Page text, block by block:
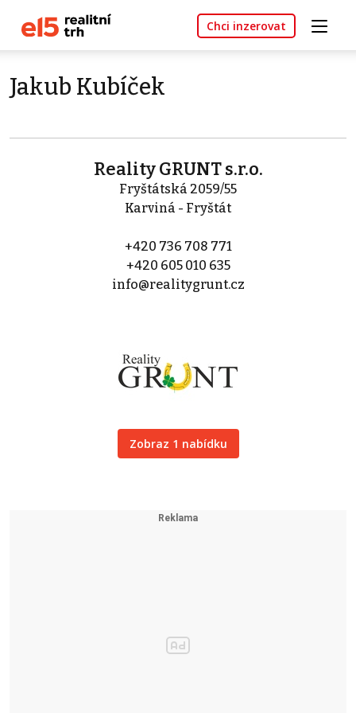
Chci inzerovat
Jakub Kubíček
Reality GRUNT s.r.o.
Fryštátská 2059/55
Karviná - Fryštát
+420 736 708 771
+420 605 010 635
info@realitygrunt.cz
Zobraz 1 nabídku